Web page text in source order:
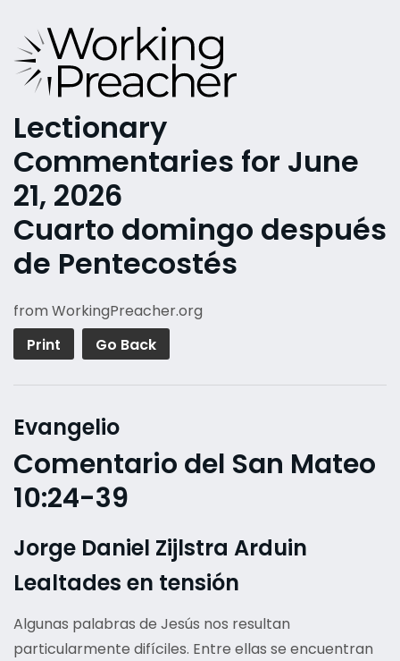
Lectionary
Commentaries for June
21, 2026
Cuarto domingo después
de Pentecostés
from WorkingPreacher.org
Print
Go Back
Evangelio
Comentario del San Mateo
10:24-39
Jorge Daniel Zijlstra Arduin
Lealtades en tensión
Algunas palabras de Jesús nos resultan
particularmente difíciles. Entre ellas se encuentran